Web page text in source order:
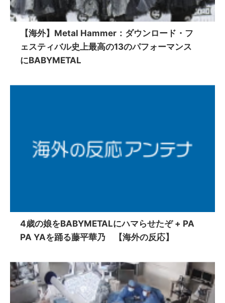
【海外】Metal Hammer：ダウンロード・フ
ェスティバル史上最高の13のパフォーマンス
にBABYMETAL
4歳の娘をBABYMETALにハマらせたぞ + PA
PA YAを踊る藤平華乃 【海外の反応】